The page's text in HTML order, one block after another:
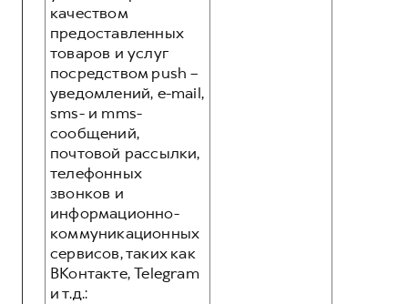
качеством
предоставленных
товаров и услуг
посредством push –
уведомлений, e-mail,
sms- и mms-
сообщений,
почтовой рассылки,
телефонных
звонков и
информационно-
коммуникационных
сервисов, таких как
ВКонтакте, Telegram
и т.д.: